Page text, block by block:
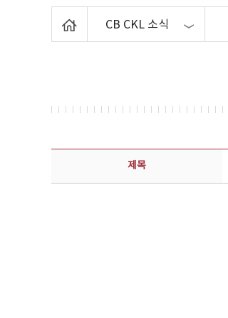
CB CKL 소식
보도자료 상세보기 - 제목, 담당부서, 담당자, 담당연락처, 내용, 첨부파일 정보 제공
제목